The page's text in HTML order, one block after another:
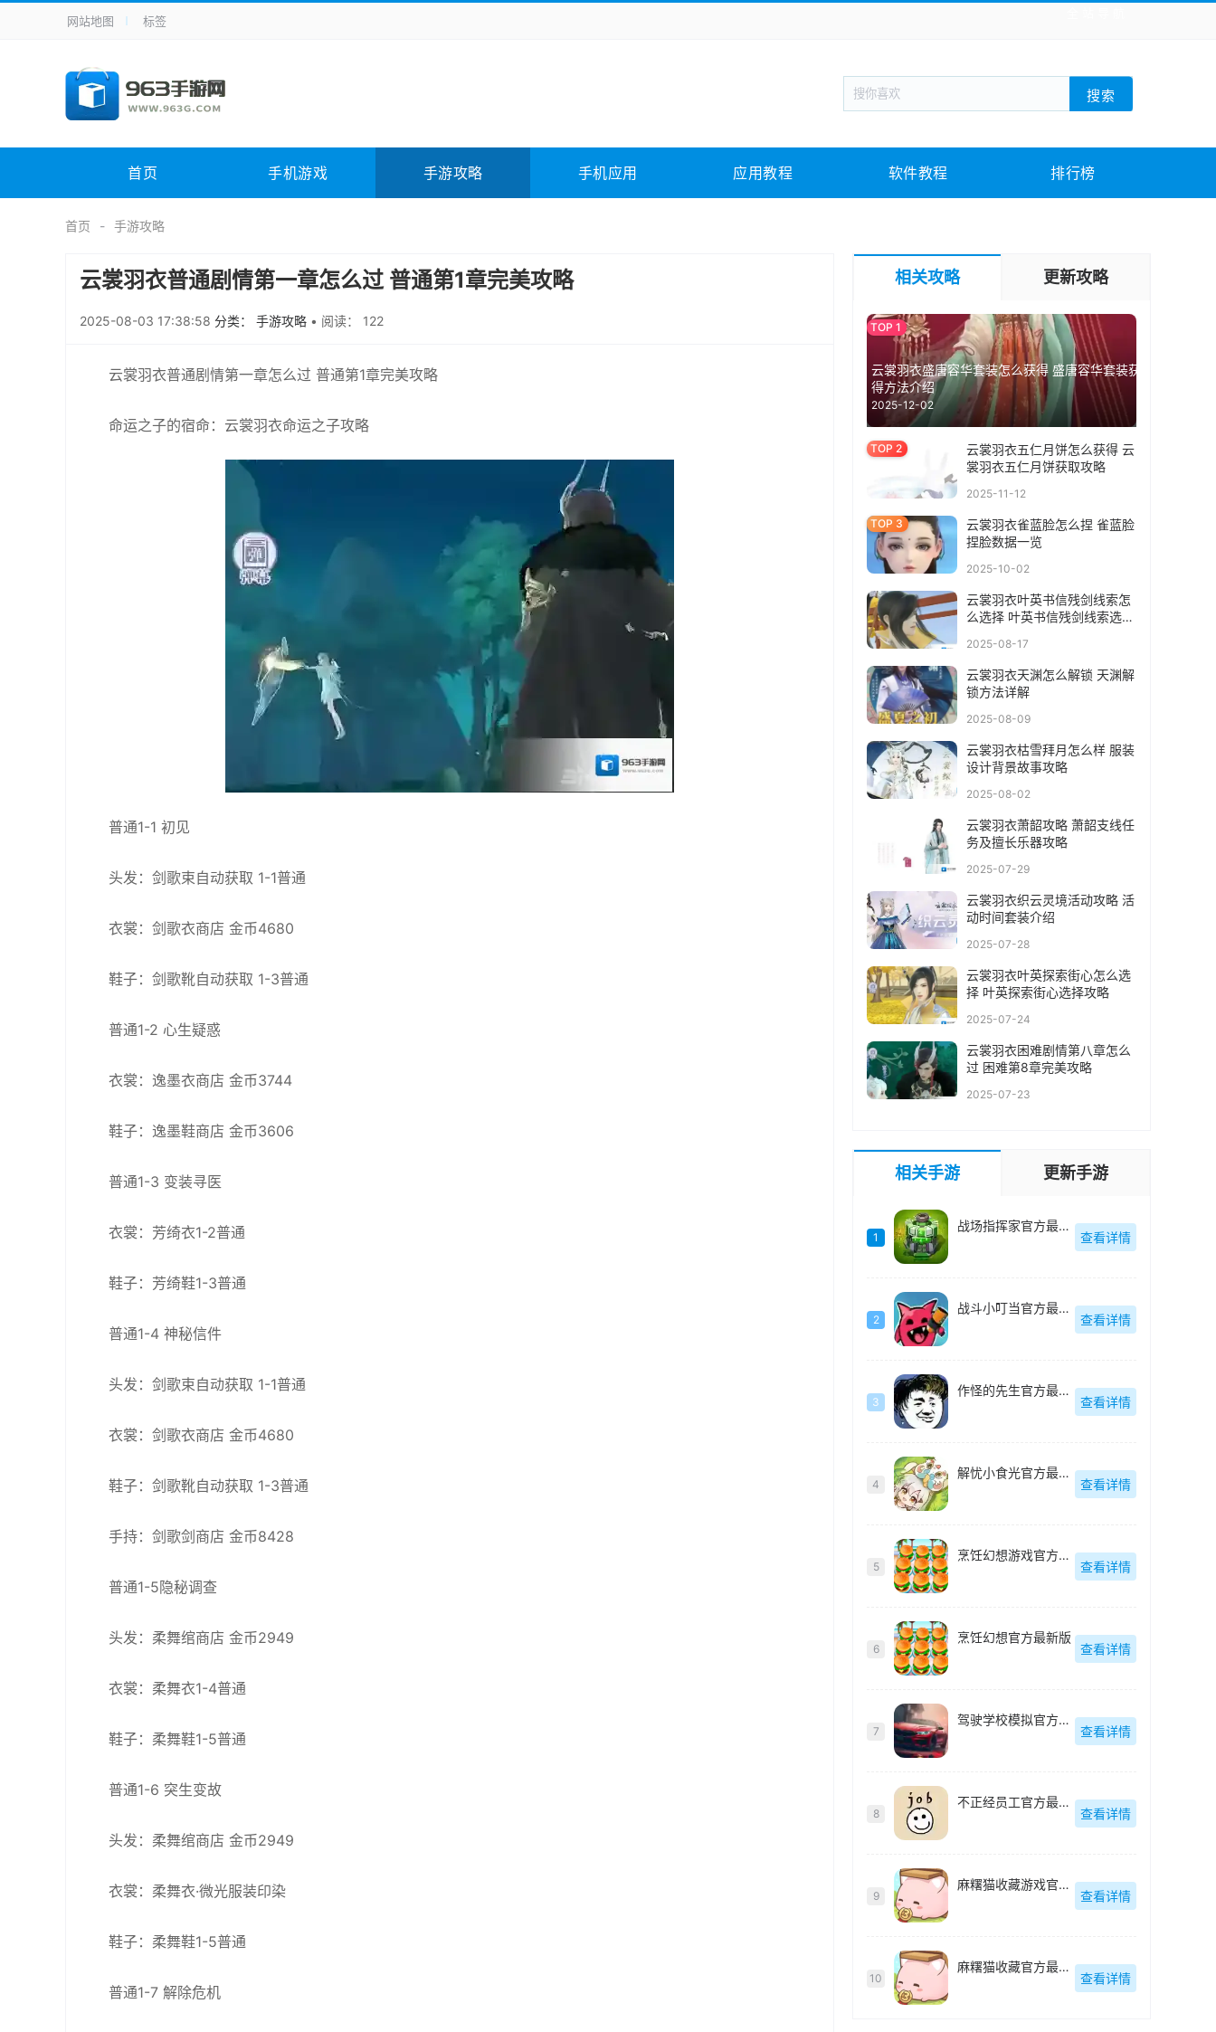
手机应用 新闻阅读 旅游出行 生活实用
手机游戏 体育竞技 战棋游戏 枪战射击 模拟经营
电脑软件 其它类别 图形软件 安全相关 应用软件 影音软件 插件下载 教育教学 游戏娱乐 系统软件 素材下载
未分类 综合其它
网站地图 标签
搜索
首页 手机游戏 手游攻略 手机应用 应用教程 软件教程 排行榜
首页 手游攻略
云裳羽衣普通剧情第一章怎么过 普通第1章完美攻略
2025-08-03 17:38:58 分类： 手游攻略 • 阅读： 122
云裳羽衣普通剧情第一章怎么过 普通第1章完美攻略
命运之子的宿命：云裳羽衣命运之子攻略
普通1-1 初见
头发：剑歌束自动获取 1-1普通
衣裳：剑歌衣商店 金币4680
鞋子：剑歌靴自动获取 1-3普通
普通1-2 心生疑惑
衣裳：逸墨衣商店 金币3744
鞋子：逸墨鞋商店 金币3606
普通1-3 变装寻医
衣裳：芳绮衣1-2普通
鞋子：芳绮鞋1-3普通
普通1-4 神秘信件
头发：剑歌束自动获取 1-1普通
衣裳：剑歌衣商店 金币4680
鞋子：剑歌靴自动获取 1-3普通
手持：剑歌剑商店 金币8428
普通1-5隐秘调查
头发：柔舞绾商店 金币2949
衣裳：柔舞衣1-4普通
鞋子：柔舞鞋1-5普通
普通1-6 突生变故
头发：柔舞绾商店 金币2949
衣裳：柔舞衣·微光服装印染
鞋子：柔舞鞋1-5普通
普通1-7 解除危机
相关攻略 更新攻略
云裳羽衣盛唐容华套装怎么获得 盛唐容华套装获
得方法介绍
2025-12-02
云裳羽衣五仁月饼怎么获得 云
裳羽衣五仁月饼获取攻略
2025-11-12
云裳羽衣雀蓝脸怎么捏 雀蓝脸
捏脸数据一览
2025-10-02
云裳羽衣叶英书信残剑线索怎
么选择 叶英书信残剑线索选择
2025-08-17
云裳羽衣天渊怎么解锁 天渊解
锁方法详解
2025-08-09
云裳羽衣枯雪拜月怎么样 服装
设计背景故事攻略
2025-08-02
云裳羽衣萧韶攻略 萧韶支线任
务及擅长乐器攻略
2025-07-29
云裳羽衣织云灵境活动攻略 活
动时间套装介绍
2025-07-28
云裳羽衣叶英探索街心怎么选
择 叶英探索街心选择攻略
2025-07-24
云裳羽衣困难剧情第八章怎么
过 困难第8章完美攻略
2025-07-23
相关手游 更新手游
1
战场指挥家官方最新版
查看详情
2
战斗小叮当官方最新版
查看详情
3
作怪的先生官方最新版
查看详情
4
解忧小食光官方最新版
查看详情
5
烹饪幻想游戏官方最新版
查看详情
6
烹饪幻想官方最新版
查看详情
7
驾驶学校模拟官方最新版
查看详情
8
不正经员工官方最新版
查看详情
9
麻糬猫收藏游戏官方最新版
查看详情
10
麻糬猫收藏官方最新版
查看详情